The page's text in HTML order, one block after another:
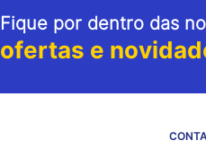
Fique por dentro das
ofertas e